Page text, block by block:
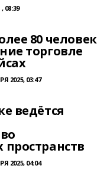
08:39
80 человек
торговле
2025, 03:47
ведётся
2025, 04:04